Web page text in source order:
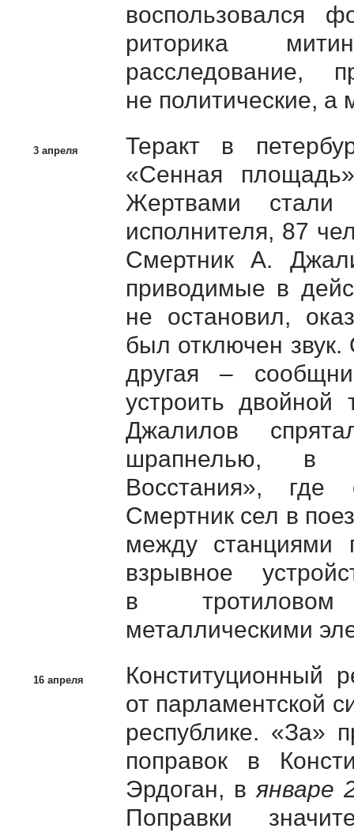
воспользовался
риторика
расследование,
не политические, а
3 апреля
Теракт в
«Сенная
Жертвами
исполнителя, 87
Смертник А.
приводимые в
не остановил,
был отключен
другая –
устроить
Джалилов
шрапнелью, в
Восстания»,
Смертник сел в
между станциями
взрывное
в тротиловом
металлическими
16 апреля
Конституционный
от парламентской
республике. «За»
поправок в
Эрдоган, в январе
Поправки